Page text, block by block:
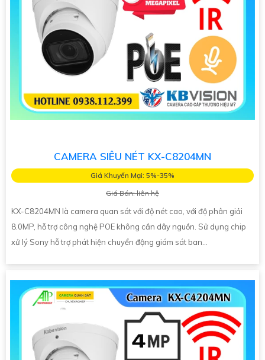
CAMERA SIÊU NÉT KX-C8204MN
Giá Khuyến Mại: 5%-35%
Giá Bán: liên hệ
KX-C8204MN là camera quan sát với độ nét cao, với độ phân giải
8.0MP, hỗ trợ công nghệ POE không cần dây nguồn. Sử dụng chip
xử lý Sony hỗ trợ phát hiện chuyển động giám sát ban...